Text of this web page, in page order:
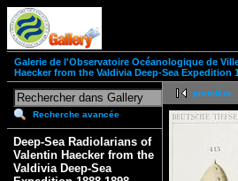
Galerie de l'Observatoire Océanologique de
Haecker from the Valdivia Deep-Sea Expedition
Recherche avancée
Deep-Sea Radiolarians of
Valentin Haecker from the
Valdivia Deep-Sea
première